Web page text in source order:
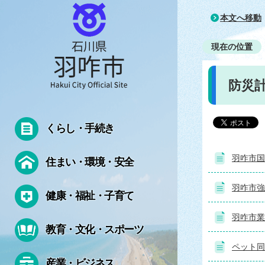
本文へ移動
くらし・手続き
住まい・環境・安全
健康・福祉・子育て
教育・文化・スポーツ
現在の位置
防災
羽咋市
羽咋市
羽咋市
ペット